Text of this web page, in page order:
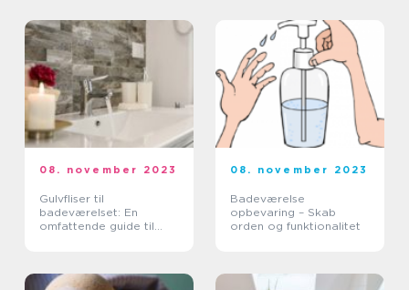
08. november 2023
Gulvfliser til
badeværelset: En
omfattende guide til
08. november 2023
Badeværelse
opbevaring – Skab
orden og funktionalitet